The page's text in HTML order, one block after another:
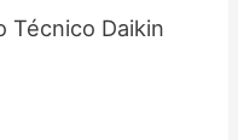
Técnico Daikin